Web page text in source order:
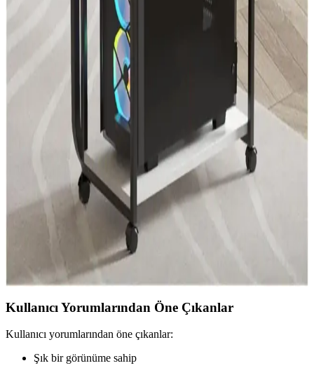
Hansdo Tekerli Bilgisayar Kasa Standı: Ergonomik
ve Dayanıklı Mobil Çözüm
Hansdo Tekerli Bilgisayar Kasa Standı, ergonomik tasarımı ve
dayanıklı yapısıyla ofis ve evlerde bilgisayar kullanımını
kolaylaştırır, çalışma konforunu artırır.
Ergonomik ve Ayarlanabilir Laptop Standı ile
Konforlu Çalışma Ortamları
7 kademeli ayarlanabilir laptop standı, ergonomik tasarımıyla boyun
ve sırt ağrılarını azaltır, hafif ve taşınabilir özellikleriyle kullanım
kolaylığı sağlar. Kaymaz yüzeyi ile stabilite sunar.
Bilgisayar Standları: Ergonomiyi Artıran ve
Çalışma Alanını Düzenleyen Çözüm
Bilgisayar standları, ergonomiyi artırır, hava akışını iyileştirir ve
çalışma alanını düzenler. Farklı modeller ve malzemelerle uzun
süreli kullanıma uygun çözümler sunar.
Kullanıcı Yorumlarından Öne Çıkanlar
Kullanıcı yorumlarından öne çıkanlar:
Şık bir görünüme sahip